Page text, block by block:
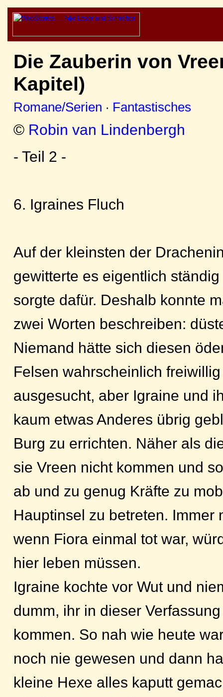
Die Zauberin von
Kapitel)
Romane/Serien · Fantastisches
© Robin van Lindenbergh
- Teil 2 -
6. Igraines Fluch
Auf der kleinsten der
gewitterte es eigentlich
sorgte dafür. Deshalb konnte
zwei Worten beschreiben:
Niemand hätte sich diesen
Felsen wahrscheinlich
ausgesucht, aber Igraine und
kaum etwas Anderes übrig
Burg zu errichten. Näher als
sie Vreen nicht kommen und
ab und zu genug Kräfte zu
Hauptinsel zu betreten. Immer
wenn Fiora einmal tot war,
hier leben müssen.
Igraine kochte vor Wut und
dumm, ihr in dieser
kommen. So nah wie heute
noch nie gewesen und dann
kleine Hexe alles kaputt